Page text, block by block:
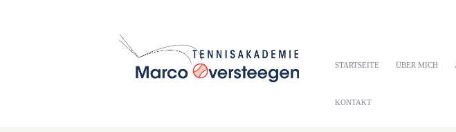
STARTSEITE ÜBER MICH
KONTAKT